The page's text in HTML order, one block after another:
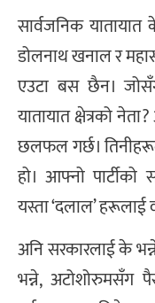
सार्वजनिक यातायात
डोलनाथ खनाल र
एउटा बस छैन।
यातायात क्षेत्रको
छलफल गर्छ।
हो। आफ्नो
यस्ता ‘दलाल’ हरूलाई
अनि सरकारलाई के
भन्ने, अटोशोरुमसँग